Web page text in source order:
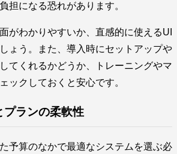
担になる恐れがあります。
がわかりやすいか、直感的に使えるUI
ょう。また、導入時にセットアップや
てくれるかどうか、トレーニングやマ
ックしておくと安心です。
プランの柔軟性
予算のなかで最適なシステムを選ぶ必